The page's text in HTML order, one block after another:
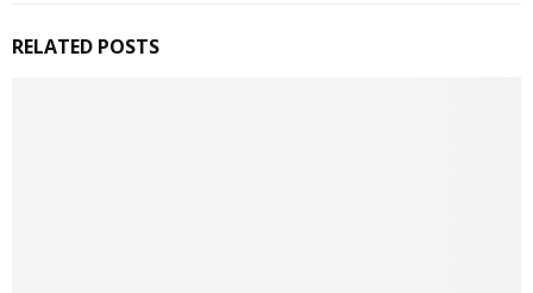
RELATED POSTS